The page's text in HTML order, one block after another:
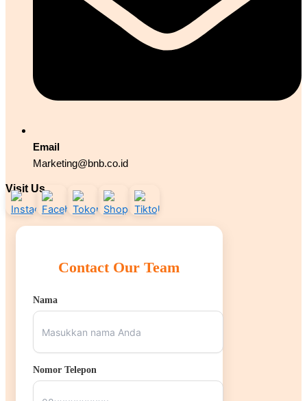
Email
Marketing@bnb.co.id
Visit Us
Contact Our Team
Nama
Nomor Telepon